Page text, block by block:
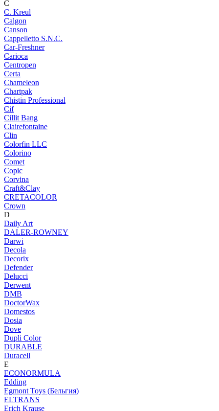
C
C. Kreul
Calgon
Canson
Cappelletto S.N.C.
Car-Freshner
Carioca
Centropen
Certa
Chameleon
Chartpak
Chistin Professional
Cif
Cillit Bang
Clairefontaine
Clin
Colorfin LLC
Colorino
Comet
Copic
Corvina
Craft&Clay
CRETACOLOR
Crown
D
Daily Art
DALER-ROWNEY
Darwi
Decola
Decorix
Defender
Delucci
Derwent
DMB
DoctorWax
Domestos
Dosia
Dove
Dupli Color
DURABLE
Duracell
E
ECONORMULA
Edding
Egmont Toys (Бельгия)
ELTRANS
Erich Krause